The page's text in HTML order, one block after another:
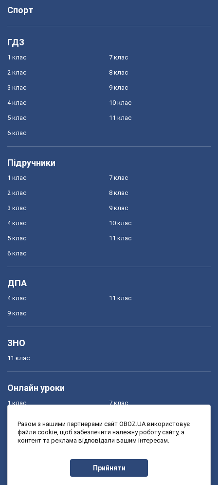
Спорт
ГДЗ
1 клас
2 клас
3 клас
4 клас
5 клас
6 клас
7 клас
8 клас
9 клас
10 клас
11 клас
Підручники
1 клас
2 клас
3 клас
4 клас
5 клас
6 клас
7 клас
8 клас
9 клас
10 клас
11 клас
ДПА
4 клас
9 клас
11 клас
ЗНО
11 клас
Онлайн уроки
1 клас
3 клас
7 клас
9 клас
Разом з нашими партнерами сайт OBOZ.UA використовує
файли cookie, щоб забезпечити належну роботу сайту, а
контент та реклама відповідали вашим інтересам.
Прийняти